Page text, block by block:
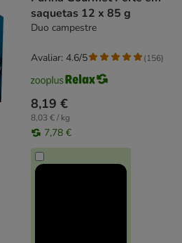
saquetas 12 x 85 g
Duo campestre
8,19 €
8,03 € / kg
7,78 €
Avaliar: 4.6/5 (156)